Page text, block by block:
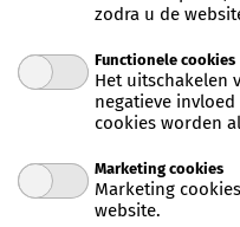
zodra u de
Functionele cookies
Het uitschakelen
negatieve
cookies worden
Marketing cookies
Marketing
website.